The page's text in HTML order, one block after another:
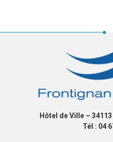
Hôtel de Ville –
Tél : 04